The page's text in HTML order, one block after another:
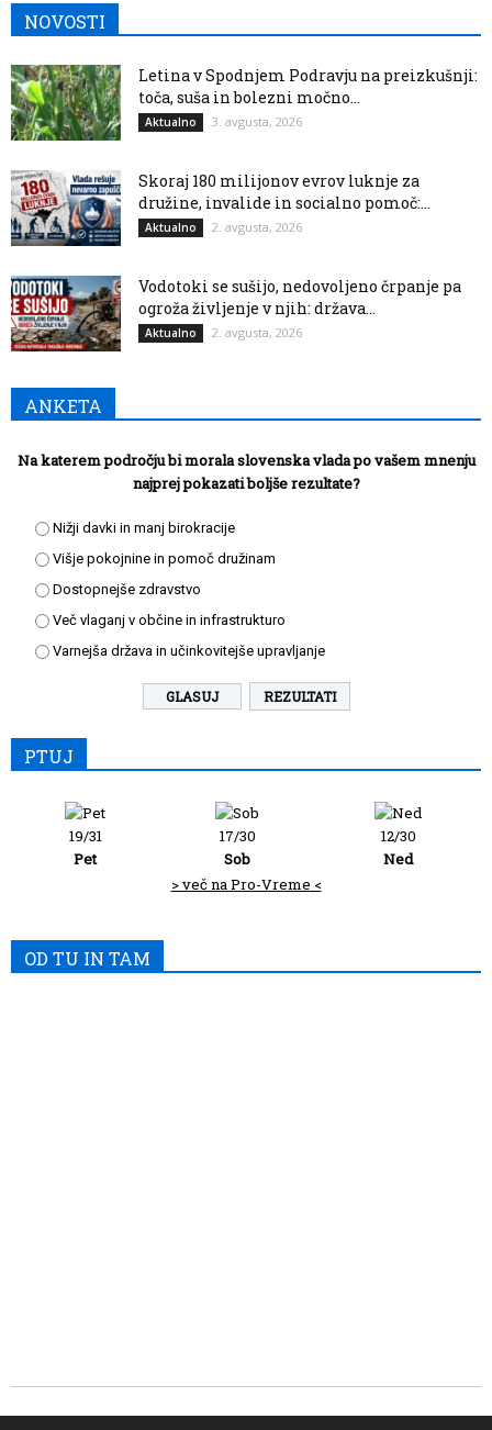
NOVOSTI
Letina v Spodnjem Podravju na preizkušnji:
toča, suša in bolezni močno...
Aktualno 3. avgusta, 2026
Skoraj 180 milijonov evrov luknje za
družine, invalide in socialno pomoč:...
Aktualno 2. avgusta, 2026
Vodotoki se sušijo, nedovoljeno črpanje pa
ogroža življenje v njih: država...
Aktualno 2. avgusta, 2026
ANKETA
Na katerem področju bi morala slovenska vlada po vašem mnenju
najprej pokazati boljše rezultate?
Nižji davki in manj birokracije
Višje pokojnine in pomoč družinam
Dostopnejše zdravstvo
Več vlaganj v občine in infrastrukturo
Varnejša država in učinkovitejše upravljanje
REZULTATI
PTUJ
19/31
Pet
17/30
Sob
12/30
Ned
> več na Pro-Vreme <
OD TU IN TAM